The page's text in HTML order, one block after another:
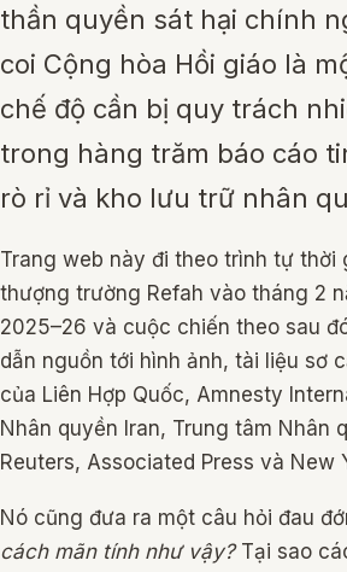
thần quyền sát hại chính
coi Cộng hòa Hồi giáo là
chế độ cần bị quy trách
trong hàng trăm báo cáo
rò rỉ và kho lưu trữ nhân
Trang web này đi theo trình tự
thượng trường Refah vào tháng 2
2025–26 và cuộc chiến theo sau
dẫn nguồn tới hình ảnh, tài liệu sơ
của Liên Hợp Quốc, Amnesty
Nhân quyền Iran, Trung tâm Nhân
Reuters, Associated Press và New
Nó cũng đưa ra một câu hỏi đau
cách mãn tính như vậy?Tại sao